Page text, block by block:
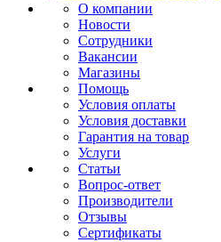
О компании
Новости
Сотрудники
Вакансии
Магазины
Помощь
Условия оплаты
Условия доставки
Гарантия на товар
Услуги
Статьи
Вопрос-ответ
Производители
Отзывы
Сертификаты